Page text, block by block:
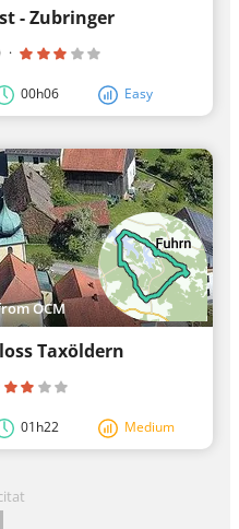
- Zubringer
·
00h06 Easy
OCM
Taxöldern
01h22 Medium